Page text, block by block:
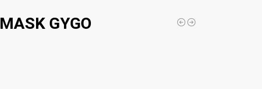
GYGO